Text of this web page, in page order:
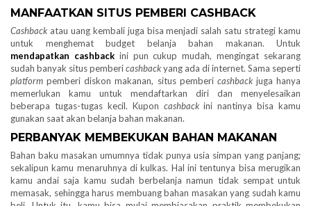
MANFAATKAN SITUS PEMBERI CASHBACK
Cashback atau uang kembali juga bisa menjadi salah satu strategi kamu
untuk menghemat budget belanja bahan makanan. Untuk
mendapatkan cashback ini pun cukup mudah, mengingat sekarang
sudah banyak situs pembericashbackyang ada di internet. Sama seperti
platformpemberi diskon makanan, situs pemberi cashback juga hanya
memerlukan kamu untuk mendaftarkan diri dan menyelesaikan
beberapa tugas-tugas kecil. Kupon cashbackini nantinya bisa kamu
gunakan saat akan belanja bahan makanan.
PERBANYAK MEMBEKUKAN BAHAN MAKANAN
Bahan baku masakan umumnya tidak punya usia simpan yang panjang;
sekalipun kamu menaruhnya di kulkas. Hal ini tentunya bisa merugikan
kamu andai saja kamu sudah berbelanja namun tidak sempat untuk
memasak, sehingga harus membuang bahan masakan yang sudah kamu